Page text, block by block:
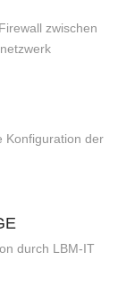
zwischen
Konfiguration der
durch LBM-IT